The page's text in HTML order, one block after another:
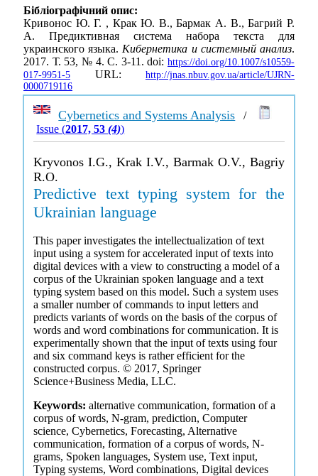
Бібліографічний опис:
Кривонос Ю. Г. , Крак Ю. В., Бармак А. В., Багрий Р.
А. Предиктивная система набора текста для
украинского языка. Кибернетика и системный анализ.
2017. Т. 53, № 4. С. 3-11. doi: https://doi.org/10.1007/s10559-
017-9951-5 URL: http://jnas.nbuv.gov.ua/article/UJRN-
0000719116
Cybernetics and Systems Analysis /
Issue (2017, 53(4))
Kryvonos I.G., Krak I.V., Barmak O.V., Bagriy
R.O.
Predictive text typing system for the
Ukrainian language
This paper investigates the intellectualization of text
input using a system for accelerated input of texts into
digital devices with a view to constructing a model of a
corpus of the Ukrainian spoken language and a text
typing system based on this model. Such a system uses
a smaller number of commands to input letters and
predicts variants of words on the basis of the corpus of
words and word combinations for communication. It is
experimentally shown that the input of texts using four
and six command keys is rather efficient for the
constructed corpus. © 2017, Springer
Science+Business Media, LLC.
Keywords:alternative communication, formation of a
corpus of words, N-gram, prediction, Computer
science, Cybernetics, Forecasting, Alternative
communication, formation of a corpus of words, N-
grams, Spoken languages, System use, Text input,
Typing systems, Word combinations, Digital devices